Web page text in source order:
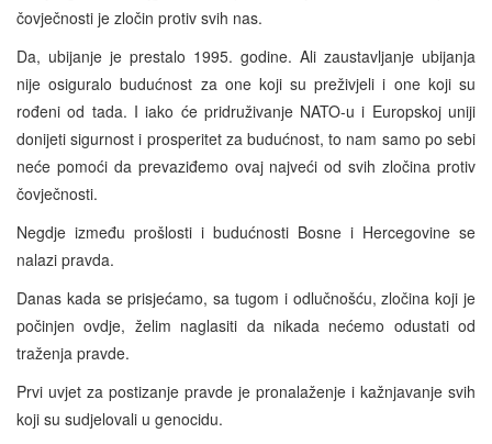
čovječnosti je zločin protiv svih nas.
Da, ubijanje je prestalo 1995. godine. Ali zaustavljanje ubijanja
nije osiguralo budućnost za one koji su preživjeli i one koji su
rođeni od tada. I iako će pridruživanje NATO-u i Europskoj uniji
donijeti sigurnost i prosperitet za budućnost, to nam samo po sebi
neće pomoći da prevaziđemo ovaj najveći od svih zločina protiv
čovječnosti.
Negdje između prošlosti i budućnosti Bosne i Hercegovine se
nalazi pravda.
Danas kada se prisjećamo, sa tugom i odlučnošću, zločina koji je
počinjen ovdje, želim naglasiti da nikada nećemo odustati od
traženja pravde.
Prvi uvjet za postizanje pravde je pronalaženje i kažnjavanje svih
koji su sudjelovali u genocidu.